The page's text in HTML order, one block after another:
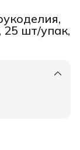
›
шт/упак,